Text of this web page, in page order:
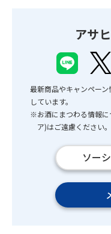
アサ
最新商品やキャンペー
しています。
※お酒にまつわる情報に
ア)はご遠慮ください。
ソー